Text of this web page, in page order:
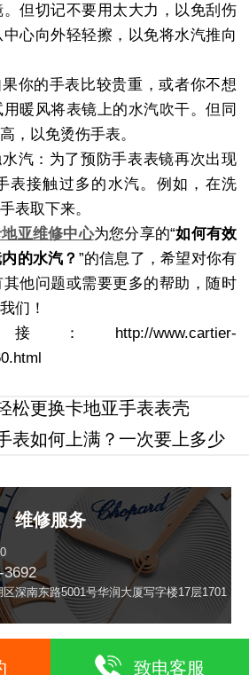
但切记不要用太大力，以免刮伤
心向外轻轻擦，以免将水汽推向
的手表比较贵重，或者你不想
暖风将表镜上的水汽吹干。但同
，以免烫伤手表。
：为了预防手表表镜再次出现
表接触过多的水汽。例如，在洗
表取下来。
亚维修中心为您分享的“如何有效
的水汽？ ”的信息了，希望对你有
他问题或需要更多的帮助，随时
们！
http://www.cartier-
松更换卡地亚手表表壳
表如何上满？一次要上多少
维修服务
3692
深南东路5001号华润大厦写字楼17层1701
致电客服